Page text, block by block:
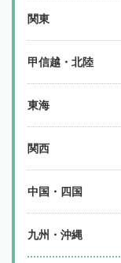
関東
甲信越・北陸
東海
関西
中国・四国
九州・沖縄